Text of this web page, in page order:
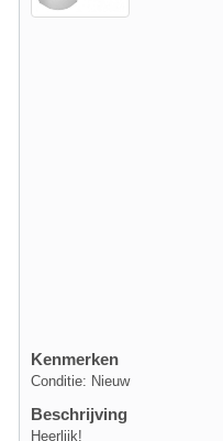
Kenmerken
Conditie: Nieuw
Beschrijving
Heerlijk!